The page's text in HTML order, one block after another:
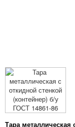
Тара металлическая